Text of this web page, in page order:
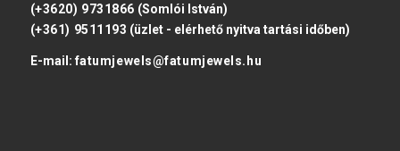
(+3620) 9731866 (Somlói István)
(+361) 9511193 (üzlet - elérhető nyitva tartási időben)
E-mail: fatumjewels@fatumjewels.hu